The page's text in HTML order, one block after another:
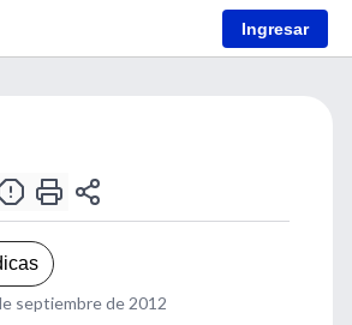
Ingresar
septiembre de 2012